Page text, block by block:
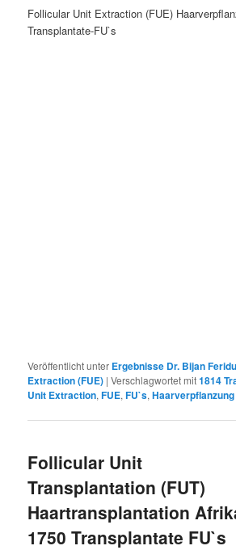
Follicular Unit Extraction (FUE)
Transplantate-FU`s
Veröffentlicht unter Ergebnisse Dr. Bijan
Extraction (FUE) |Verschlagwortet mit1814
Unit Extraction,FUE,FU`s,Haarverpflanzung
Follicular Unit
Transplantation (FUT)
Haartransplantation
1750 Transplantate FU`s